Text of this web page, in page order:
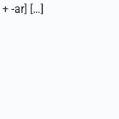
-ar] […]